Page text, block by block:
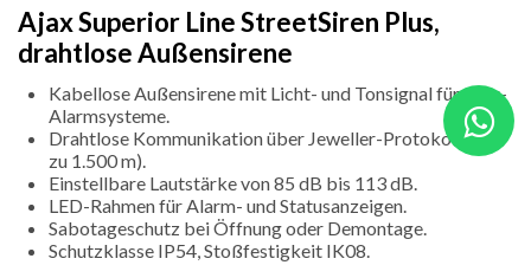
Ajax Superior Line StreetSiren Plus,
drahtlose Außensirene
Kabellose Außensirene mit Licht- und Tonsignal für Ajax-
Alarmsysteme.
Drahtlose Kommunikation über Jeweller-Protokoll (bis
zu 1.500 m).
Einstellbare Lautstärke von 85 dB bis 113 dB.
LED-Rahmen für Alarm- und Statusanzeigen.
Sabotageschutz bei Öffnung oder Demontage.
Schutzklasse IP54, Stoßfestigkeit IK08.